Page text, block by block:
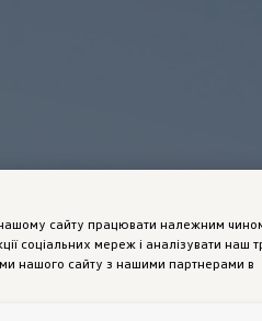
сайту працювати належним
соціальних мереж і аналізувати наш
нашого сайту з нашими партнерами в